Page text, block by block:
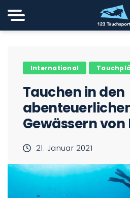
International
Tauchen in den
Gewässern von
21. Januar 2021